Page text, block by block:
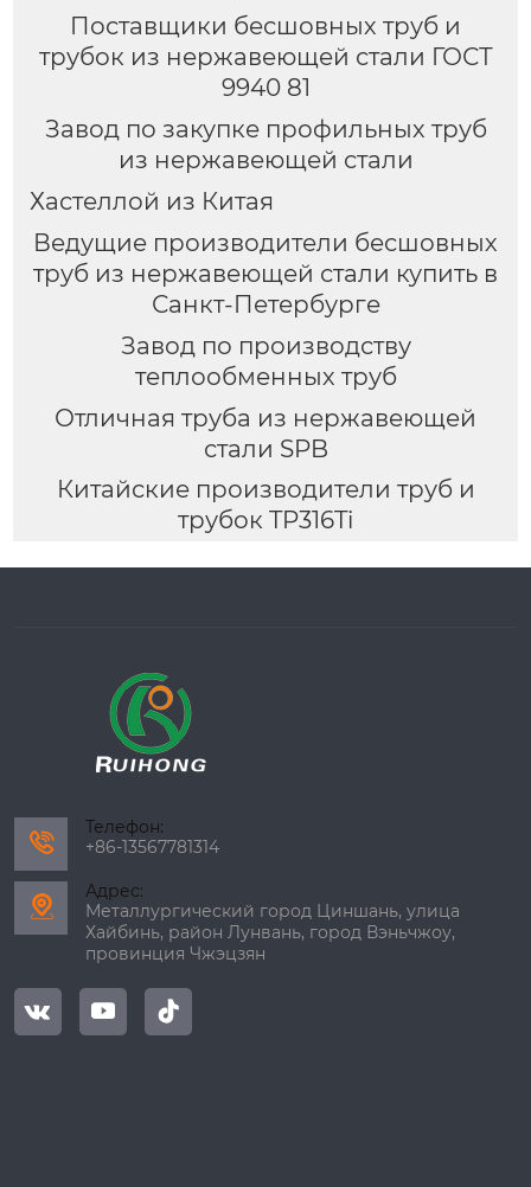
Поставщики бесшовных труб и
трубок из нержавеющей стали ГОСТ
9940 81
Завод по закупке профильных труб
из нержавеющей стали
Хастеллой из Китая
Ведущие производители бесшовных
труб из нержавеющей стали купить в
Санкт-Петербурге
Завод по производству
теплообменных труб
Отличная труба из нержавеющей
стали SPB
Китайские производители труб и
трубок TP316Ti

Телефон:
+86-13567781314

Адрес:
Металлургический город Циншань, улица
Хайбинь, район Лунвань, город Вэньчжоу,
провинция Чжэцзян
  